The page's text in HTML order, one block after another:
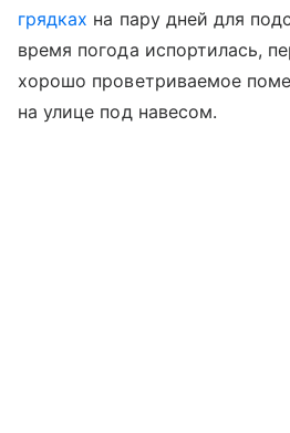
грядках на пару дней для
время погода испортилась,
хорошо проветриваемое
на улице под навесом.